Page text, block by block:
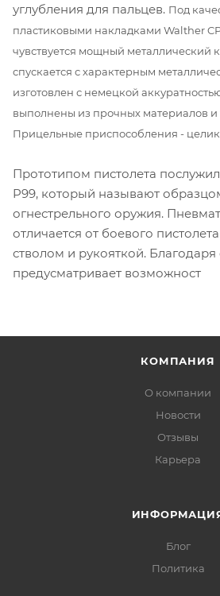
углубления для пальцев. Под
пластиковыми накладками Walther
чувствуется мощный металлический
спускается с характерным
изготовлен с немецкой
выполнены из прочных материалов и
Прицельные приспособления -
Прототипом пистолета
P99, который называют
огнестрельного оружия.
отличается от боевого
стволом и рукояткой.
предусматривает возможност
КОМПАНИЯ
О компании
Новости
Отзывы
Карьера
Блог
Политика